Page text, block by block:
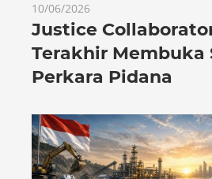
10/06/2026
Justice
Terakhir Membuka
Perkara Pidana